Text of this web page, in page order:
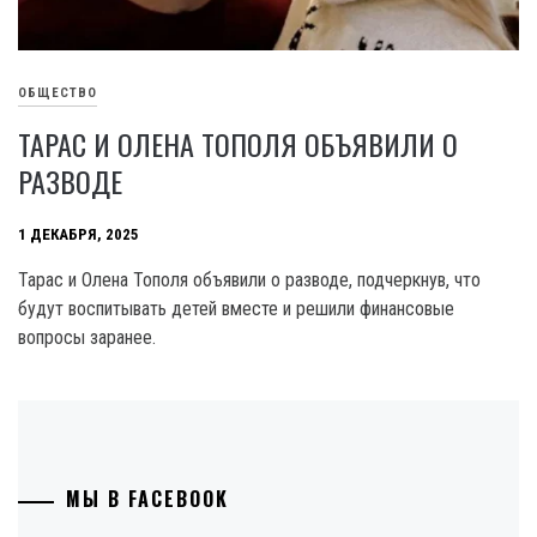
ОБЩЕСТВО
ТАРАС И ОЛЕНА ТОПОЛЯ ОБЪЯВИЛИ О
РАЗВОДЕ
1 ДЕКАБРЯ, 2025
Тарас и Олена Тополя объявили о разводе, подчеркнув, что
будут воспитывать детей вместе и решили финансовые
вопросы заранее.
МЫ В FACEBOOK